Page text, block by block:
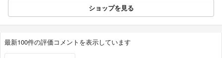
ショップを見る
最新100件の評価コメントを表示しています